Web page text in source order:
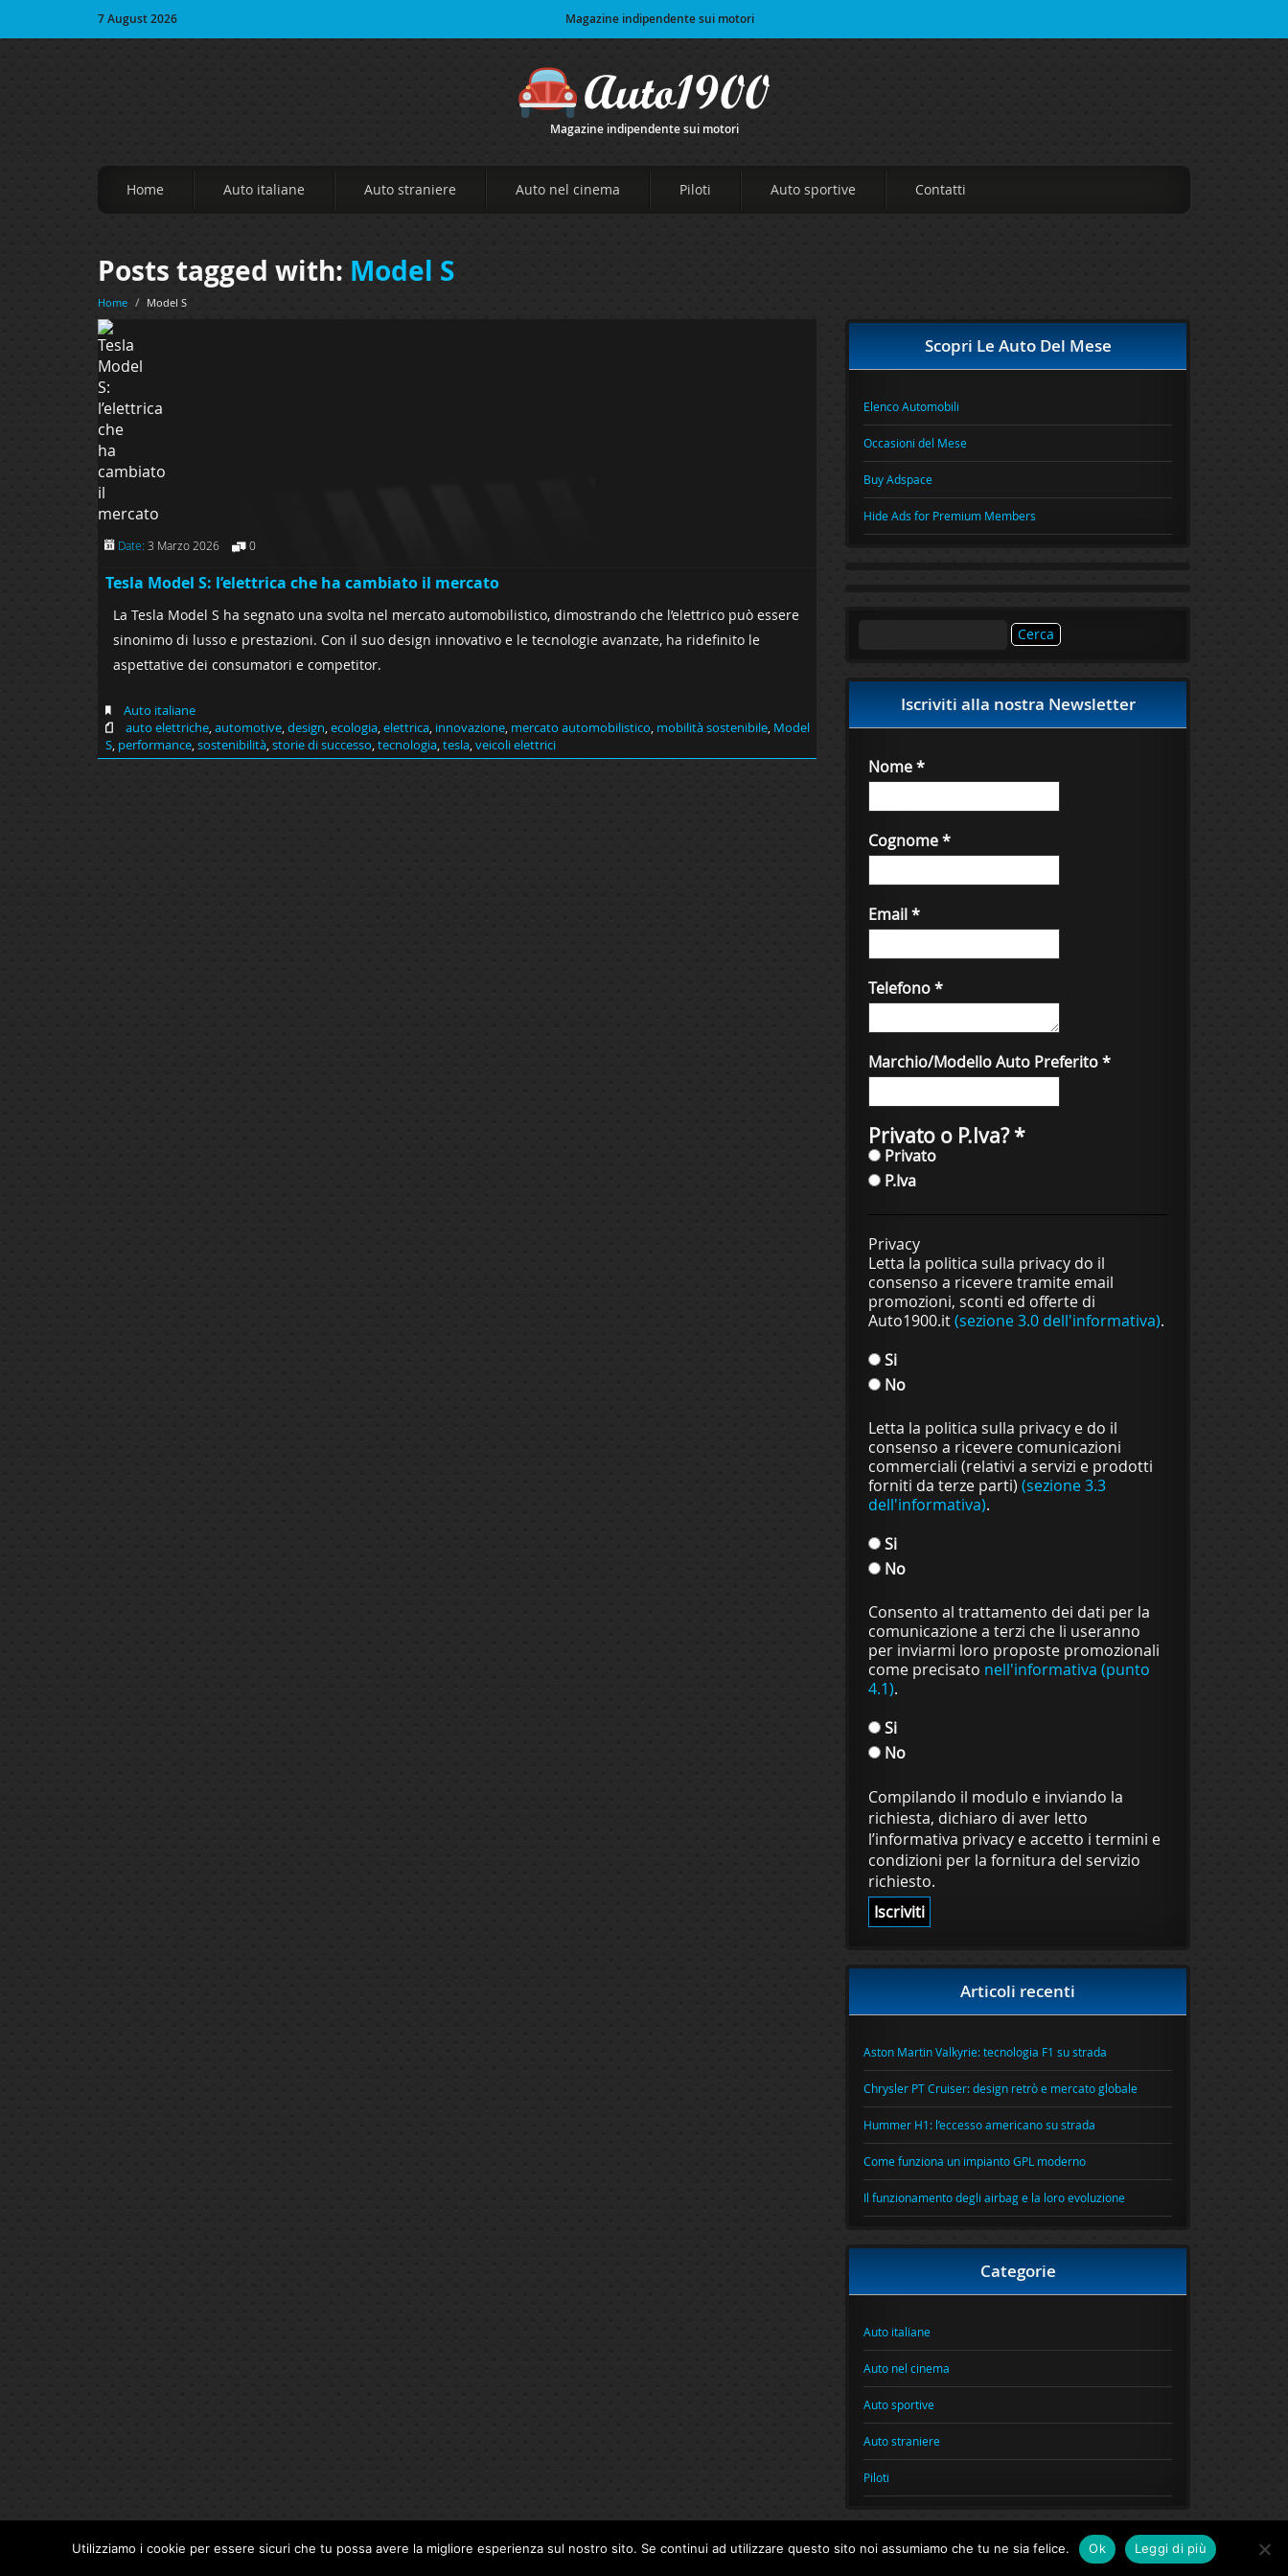
7 August 2026 Magazine indipendente sui motori
Magazine indipendente sui motori
Home Auto italiane Auto straniere Auto nel cinema Piloti Auto sportive Contatti
Posts tagged with: Model S
Home / Model S
Date: 3 Marzo 2026 0
Tesla Model S: l’elettrica che ha cambiato il mercato
La Tesla Model S ha segnato una svolta nel mercato automobilistico, dimostrando che l’elettrico può essere
sinonimo di lusso e prestazioni. Con il suo design innovativo e le tecnologie avanzate, ha ridefinito le
aspettative dei consumatori e competitor.
Auto italiane
auto elettriche,automotive,design,ecologia,elettrica, innovazione, mercato automobilistico, mobilità sostenibile, Model
S, performance,sostenibilità,storie di successo,tecnologia,tesla,veicoli elettrici
Scopri Le Auto Del Mese
Elenco Automobili
Occasioni del Mese
Buy Adspace
Hide Ads for Premium Members
Iscriviti alla nostra Newsletter
Nome*
Cognome*
Email*
Telefono*
Marchio/Modello Auto Preferito*
Privato o P.Iva?*
Privato
P.Iva
Privacy
Letta la politica sulla privacy do il
consenso a ricevere tramite email
promozioni, sconti ed offerte di
Auto1900.it(sezione 3.0 dell'informativa).
Si
No
Letta la politica sulla privacy e do il
consenso a ricevere comunicazioni
commerciali (relativi a servizi e prodotti
forniti da terze parti) (sezione 3.3
dell'informativa).
Si
No
Consento al trattamento dei dati per la
comunicazione a terzi che li useranno
per inviarmi loro proposte promozionali
come precisato nell'informativa (punto
4.1).
Si
No
Compilando il modulo e inviando la
richiesta, dichiaro di aver letto
l’informativa privacy e accetto i termini e
condizioni per la fornitura del servizio
richiesto.
Articoli recenti
Aston Martin Valkyrie: tecnologia F1 su strada
Chrysler PT Cruiser: design retrò e mercato globale
Hummer H1: l’eccesso americano su strada
Come funziona un impianto GPL moderno
Il funzionamento degli airbag e la loro evoluzione
Categorie
Auto italiane
Auto nel cinema
Auto sportive
Auto straniere
Piloti
|
Utilizziamo i cookie per essere sicuri che tu possa avere la migliore esperienza sul nostro sito. Se continui ad utilizzare questo sito noi assumiamo che tu ne sia felice. Ok Leggi di più